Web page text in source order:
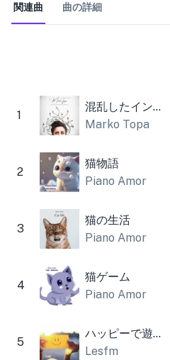
関連曲 曲の詳細
1
混乱したインストゥルメンタル
Marko Topa
2
猫物語
Piano Amor
3
猫の生活
Piano Amor
4
猫ゲーム
Piano Amor
5
ハッピーで遊び心
Lesfm